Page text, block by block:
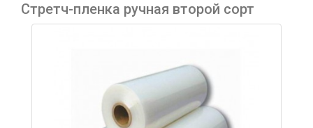
Стретч-пленка ручная второй сорт